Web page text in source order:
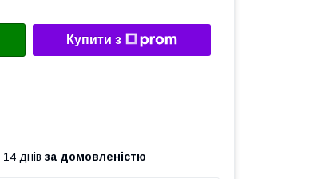
Купити з
днів за домовленістю